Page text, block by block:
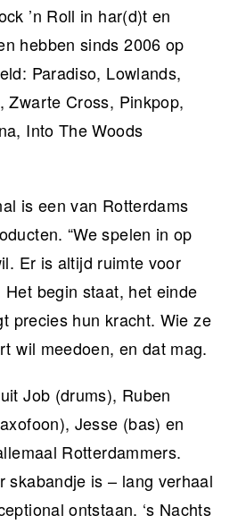
’n Roll in har(d)t en
hebben sinds 2006 op
Paradiso, Lowlands,
Zwarte Cross, Pinkpop,
Into The Woods
is een van Rotterdams
“We spelen in op
Er is altijd ruimte voor
begin staat, het einde
precies hun kracht. Wie ze
wil meedoen, en dat mag.
Job (drums), Ruben
Jesse (bas) en
Rotterdammers.
skabandje is – lang verhaal
ontstaan. ‘s Nachts